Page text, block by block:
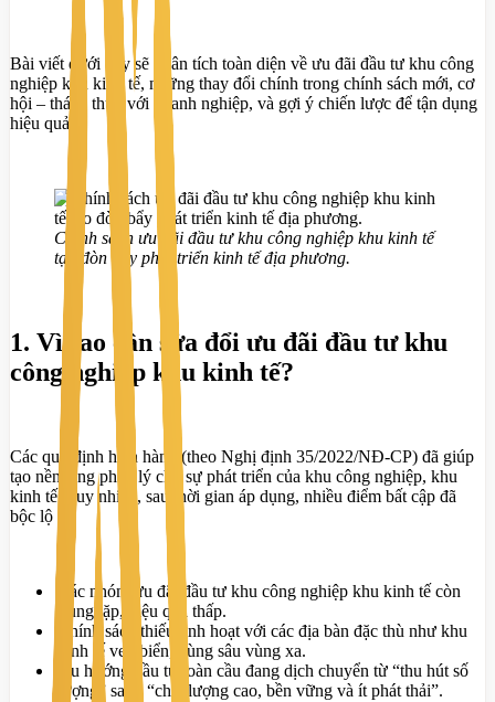
Bài viết dưới đây sẽ phân tích toàn diện về ưu đãi đầu tư khu công
nghiệp khu kinh tế, những thay đổi chính trong chính sách mới, cơ
hội – thách thức với doanh nghiệp, và gợi ý chiến lược để tận dụng
hiệu quả.
Chính sách ưu đãi đầu tư khu công nghiệp khu kinh tế
tạo đòn bẩy phát triển kinh tế địa phương.
1. Vì sao cần sửa đổi ưu đãi đầu tư khu
công nghiệp khu kinh tế?
Các quy định hiện hành (theo Nghị định 35/2022/NĐ-CP) đã giúp
tạo nền tảng pháp lý cho sự phát triển của khu công nghiệp, khu
kinh tế. Tuy nhiên, sau thời gian áp dụng, nhiều điểm bất cập đã
bộc lộ rõ:
Các nhóm ưu đãi đầu tư khu công nghiệp khu kinh tế còn
trùng lặp, hiệu quả thấp.
Chính sách thiếu linh hoạt với các địa bàn đặc thù như khu
kinh tế ven biển, vùng sâu vùng xa.
Xu hướng đầu tư toàn cầu đang dịch chuyển từ “thu hút số
lượng” sang “chất lượng cao, bền vững và ít phát thải”.